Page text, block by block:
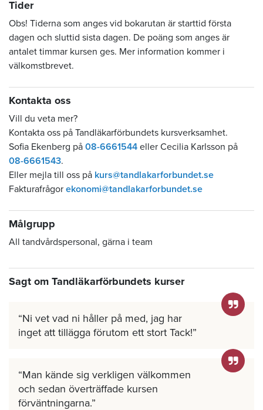
Tider
Obs! Tiderna som anges vid bokarutan är starttid första
dagen och sluttid sista dagen. De poäng som anges är
antalet timmar kursen ges. Mer information kommer i
välkomstbrevet.
Kontakta oss
Vill du veta mer?
Kontakta oss på Tandläkarförbundets kursverksamhet.
Sofia Ekenberg på 08-6661544 eller Cecilia Karlsson på
08-6661543.
Eller mejla till oss på kurs@tandlakarforbundet.se
Fakturafrågor ekonomi@tandlakarforbundet.se
Målgrupp
All tandvårdspersonal, gärna i team
Sagt om Tandläkarförbundets kurser
Ni vet vad ni håller på med, jag har
inget att tillägga förutom ett stort Tack!
Man kände sig verkligen välkommen
och sedan överträffade kursen
förväntningarna.